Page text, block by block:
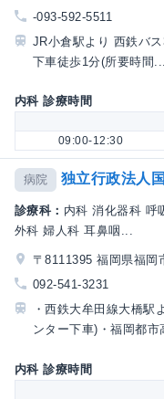
-093-592-5511
JR小倉駅より 西鉄バ
下車徒歩1分(所要時間...
内科 診療時間
09:00-12:30
病院 独立行政法人
診療科： 内科 消化器科 呼
外科 婦人科 耳鼻咽...
〒8111395 福岡県福岡
092-541-3231
・西鉄大牟田線大橋駅
ンター下車)・福岡都市
内科 診療時間